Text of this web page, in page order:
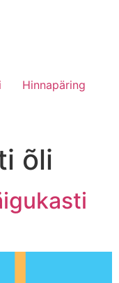
Hinnapäring
õli